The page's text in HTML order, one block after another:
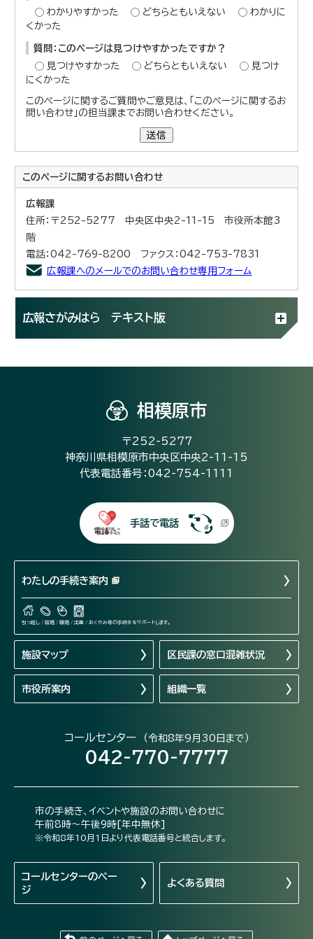
わかりやすかった
どちらともいえない
わかりに
くかった
質問：このページは見つけやすかったですか？
見つけやすかった
どちらともいえない
見つけ
にくかった
このページに関するご質問やご意見は、「このページに関するお
問い合わせ」の担当課までお問い合わせください。
送信
このページに関するお問い合わせ
広報課
住所：〒252-5277 中央区中央2-11-15 市役所本館3
階
電話：042-769-8200 ファクス：042-753-7831
広報課へのメールでのお問い合わせ専用フォーム
広報さがみはら テキスト版
相模原市
〒252-5277
神奈川県相模原市中央区中央2-11-15
代表電話番号：042-754-1111
手話で電話
わたしの手続き案内
引っ越し / 結婚 / 離婚 / 出産 / おくやみ等の手続きをサポートします。
施設マップ 区民課の窓口混雑状況
市役所案内 組織一覧
コールセンター （令和8年9月30日まで）
042-770-7777
市の手続き、イベントや施設のお問い合わせに
午前8時～午後9時[年中無休]
※令和8年10月1日より代表電話番号と統合します。
コールセンターのペー
ジ
よくある質問